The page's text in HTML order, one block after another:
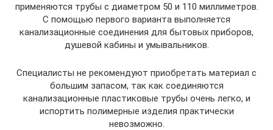
применяются трубы с диаметром 50 и 110 миллиметров.
С помощью первого варианта выполняется
канализационные соединения для бытовых приборов,
душевой кабины и умывальников.
Специалисты не рекомендуют приобретать материал с
большим запасом, так как соединяются
канализационные пластиковые трубы очень легко, и
испортить полимерные изделия практически
невозможно.